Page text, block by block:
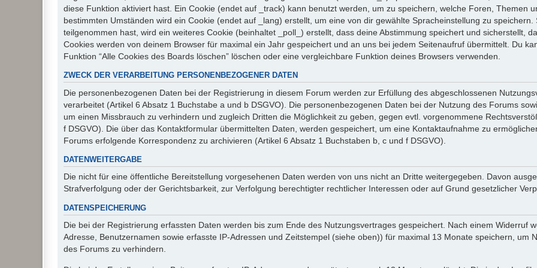
diese Funktion aktiviert hast. Ein Cookie (endet auf _track) kann benutzt werden, um zu speichern, welche Foren, Themen
bestimmten Umständen wird ein Cookie (endet auf _lang) erstellt, um eine von dir gewählte Spracheinstellung zu
teilgenommen hast, wird ein weiteres Cookie (beinhaltet _poll_) erstellt, dass deine Abstimmung speichert und sicherstellt,
Cookies werden von deinem Browser für maximal ein Jahr gespeichert und an uns bei jedem Seitenaufruf übermittelt. Du
Funktion “Alle Cookies des Boards löschen” löschen oder eine vergleichbare Funktion deines Browsers verwenden.
ZWECK DER VERARBEITUNG PERSONENBEZOGENER DATEN
Die personenbezogenen Daten bei der Registrierung in diesem Forum werden zur Erfüllung des abgeschlossenen
verarbeitet (Artikel 6 Absatz 1 Buchstabe a und b DSGVO). Die personenbezogenen Daten bei der Nutzung des Forums
um einen Missbrauch zu verhindern und zugleich Dritten die Möglichkeit zu geben, gegen evtl. vorgenommene
f DSGVO). Die über das Kontaktformular übermittelten Daten, werden gespeichert, um eine Kontaktaufnahme zu
Forums erfolgende Korrespondenz zu archivieren (Artikel 6 Absatz 1 Buchstaben b, c und f DSGVO).
DATENWEITERGABE
Die nicht für eine öffentliche Bereitstellung vorgesehenen Daten werden von uns nicht an Dritte weitergegeben. Davon
Strafverfolgung oder der Gerichtsbarkeit, zur Verfolgung berechtigter rechtlicher Interessen oder auf Grund gesetzlicher
DATENSPEICHERUNG
Die bei der Registrierung erfassten Daten werden bis zum Ende des Nutzungsvertrages gespeichert. Nach einem Widerruf
Adresse, Benutzernamen sowie erfasste IP-Adressen und Zeitstempel (siehe oben)) für maximal 13 Monate speichern, um
des Forums zu verhindern.